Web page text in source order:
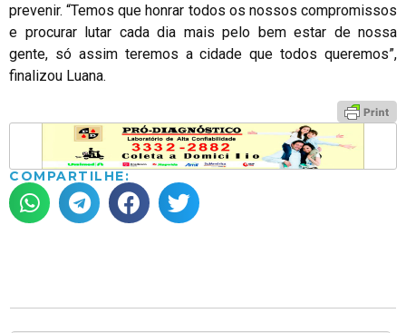
prevenir. “Temos que honrar todos os nossos compromissos
e procurar lutar cada dia mais pelo bem estar de nossa
gente, só assim teremos a cidade que todos queremos”,
finalizou Luana.
COMPARTILHE: